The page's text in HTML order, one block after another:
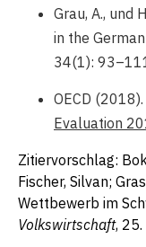
Grau, A., und
in the
34(1):
OECD (2018).
Evaluation
Zitiervorschlag:
Fischer, Silvan;
Wettbewerb im
Volkswirtschaft, 25.